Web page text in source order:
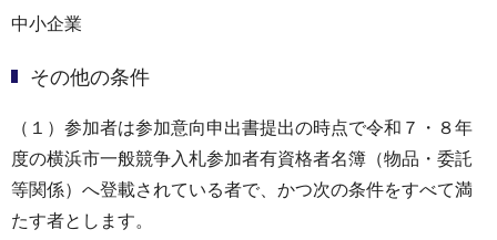
中小企業
その他の条件
（１）参加者は参加意向申出書提出の時点で令和７・８年
度の横浜市一般競争入札参加者有資格者名簿（物品・委託
等関係）へ登載されている者で、かつ次の条件をすべて満
たす者とします。